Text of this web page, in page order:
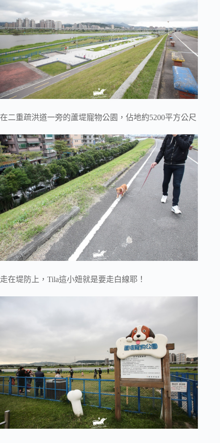
在二重疏洪道一旁的蘆堤寵物公園，佔地約5200平方公尺
走在堤防上，Tila這小妞就是要走白線耶！